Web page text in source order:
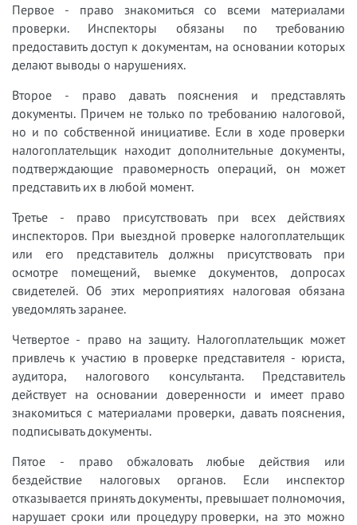
Первое - право знакомиться со всеми материалами
проверки. Инспекторы обязаны по требованию
предоставить доступ к документам, на основании которых
делают выводы о нарушениях.
Второе - право давать пояснения и представлять
документы. Причем не только по требованию налоговой,
но и по собственной инициативе. Если в ходе проверки
налогоплательщик находит дополнительные документы,
подтверждающие правомерность операций, он может
представить их в любой момент.
Третье - право присутствовать при всех действиях
инспекторов. При выездной проверке налогоплательщик
или его представитель должны присутствовать при
осмотре помещений, выемке документов, допросах
свидетелей. Об этих мероприятиях налоговая обязана
уведомлять заранее.
Четвертое - право на защиту. Налогоплательщик может
привлечь к участию в проверке представителя - юриста,
аудитора, налогового консультанта. Представитель
действует на основании доверенности и имеет право
знакомиться с материалами проверки, давать пояснения,
подписывать документы.
Пятое - право обжаловать любые действия или
бездействие налоговых органов. Если инспектор
отказывается принять документы, превышает полномочия,
нарушает сроки или процедуру проверки, на это можно